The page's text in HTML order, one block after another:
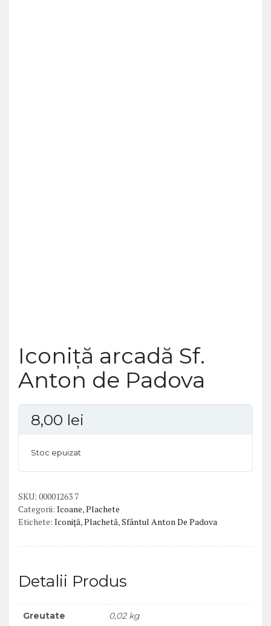
Iconiță arcadă Sf.
Anton de Padova
8,00 lei
Stoc epuizat
SKU: 00001263 7
Categorii: Icoane,Plachete
Etichete: Iconiță,Plachetă,Sfântul Anton De Padova
Detalii Produs
Greutate 0,02 kg